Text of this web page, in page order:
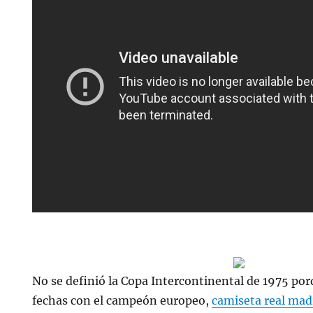
No se definió la Copa Intercontinental de 1975
fechas con el campeón europeo,camiseta real